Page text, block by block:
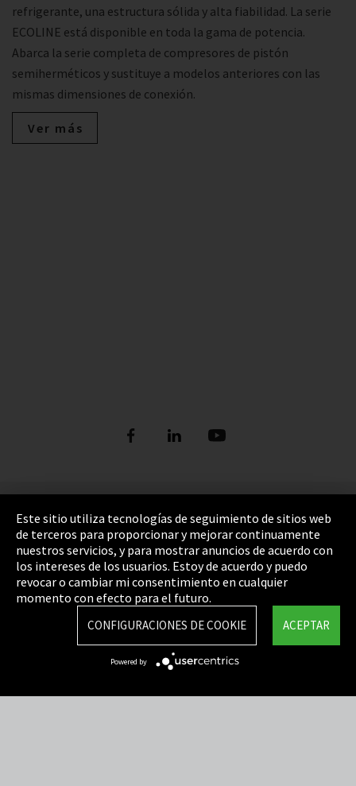
refrigerante, una estructura sólida y alta fiabilidad. La serie
ECOLINE está disponible en toda la gama de potencia.
Abarca la serie completa de compresores de pistón
semiherméticos y sustituye a modelos anteriores con las
mismas dimensiones de conexión.
Ver más
Pie de imprenta
Política de privacidad
Cookie Settings
Términos y Condiciones
Mapa del sitio
Integrity Line
Este sitio utiliza tecnologías de seguimiento de sitios web
de terceros para proporcionar y mejorar continuamente
nuestros servicios, y para mostrar anuncios de acuerdo con
los intereses de los usuarios. Estoy de acuerdo y puedo
revocar o cambiar mi consentimiento en cualquier
momento con efecto para el futuro.
ACEPTAR
CONFIGURACIONES DE COOKIE
Powered by